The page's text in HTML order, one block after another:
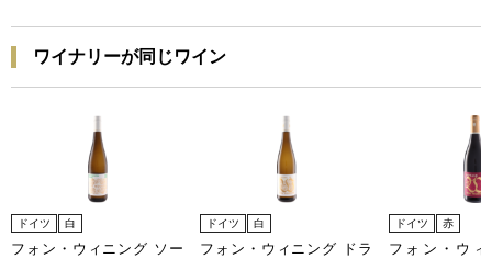
ワイナリーが同じワイン
ドイツ 白
フォン・ウィニング ソー
ドイツ 白
フォン・ウィニング ドラ
ドイツ 赤
フォン・ウ